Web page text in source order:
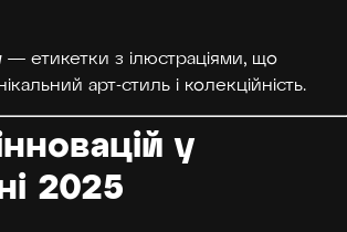
— етикетки з ілюстраціями, що
арт-стиль і колекційність.
у
2025